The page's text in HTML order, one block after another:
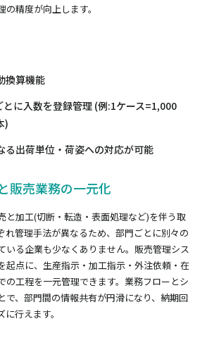
精度が向上します。
換算機能
とに入数を登録管理 (例:1ケース=1,000
)
る出荷単位・荷姿への対応が可能
販売業務の一元化
と加工(切断・転造・表面処理など)を伴う取
れ管理手法が異なるため、部門ごとに別々の
いる企業も少なくありません。販売管理シス
起点に、生産指示・加工指示・外注依頼・在
の工程を一元管理できます。業務フローとシ
で、部門間の情報共有が円滑になり、納期回
行えます。